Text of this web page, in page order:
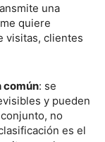
una
quiere
visitas, clientes
común: se
y pueden
no
es el